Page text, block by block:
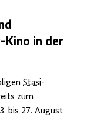
Kino in der
Stasi-
zum
bis 27. August